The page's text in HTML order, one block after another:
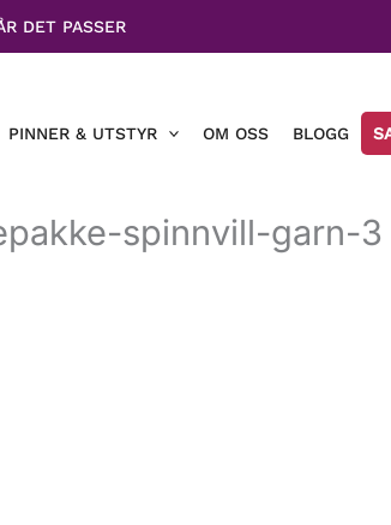
DET PASSER
PINNER & UTSTYR OM OSS BLOGG
spinnvill-garn-3